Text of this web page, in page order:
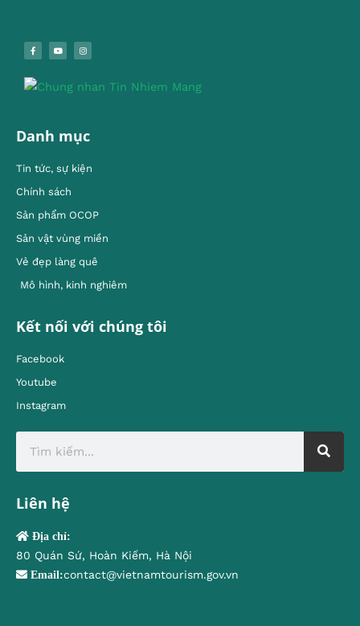
Danh mục
Tin tức, sự kiện
Chính sách
Sản phẩm OCOP
Sản vật vùng miền
Vẻ đẹp làng quê
Mô hình, kinh nghiêm
Kết nối với chúng tôi
Facebook
Youtube
Instagram
Liên hệ
Địa chỉ:
80 Quán Sứ, Hoàn Kiếm, Hà Nội
Email:contact@vietnamtourism.gov.vn